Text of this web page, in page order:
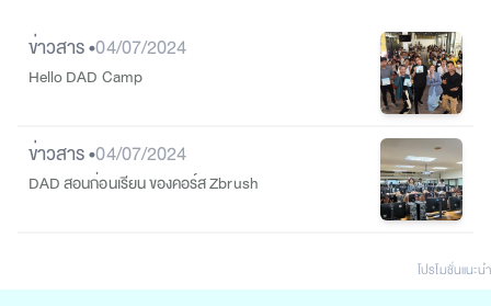
ข่าวสาร •04/07/2024
Hello DAD Camp
ข่าวสาร •04/07/2024
DAD สอนก่อนเรียน ของคอร์ส Zbrush
โปรโมชั่นแนะนํา